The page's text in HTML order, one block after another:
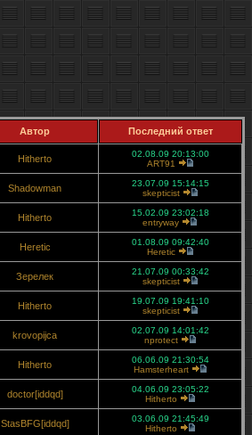
Автор Последний ответ
Hitherto
02.08.09 20:13:00
ART91
Shadowman
23.07.09 15:14:15
skepticist
Hitherto
15.02.09 23:02:18
entryway
Heretic
01.08.09 09:42:40
Heretic
Зерелек
21.07.09 00:33:42
skepticist
Hitherto
19.07.09 19:41:10
skepticist
krovopijca
02.07.09 14:01:42
nprotect
Hitherto
06.06.09 21:30:54
Hamsterheart
doctor[iddqd]
04.06.09 23:05:22
Hitherto
StasBFG[iddqd]
03.06.09 21:45:49
Hitherto